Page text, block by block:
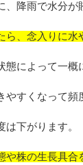
、降雨で水分が
、念入りに水
態によって一概
やすくなって頻
下がります。
や株の生長具合